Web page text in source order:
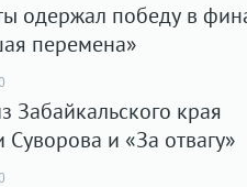
одержал победу в
перемена»
Забайкальского края
и «За отвагу»